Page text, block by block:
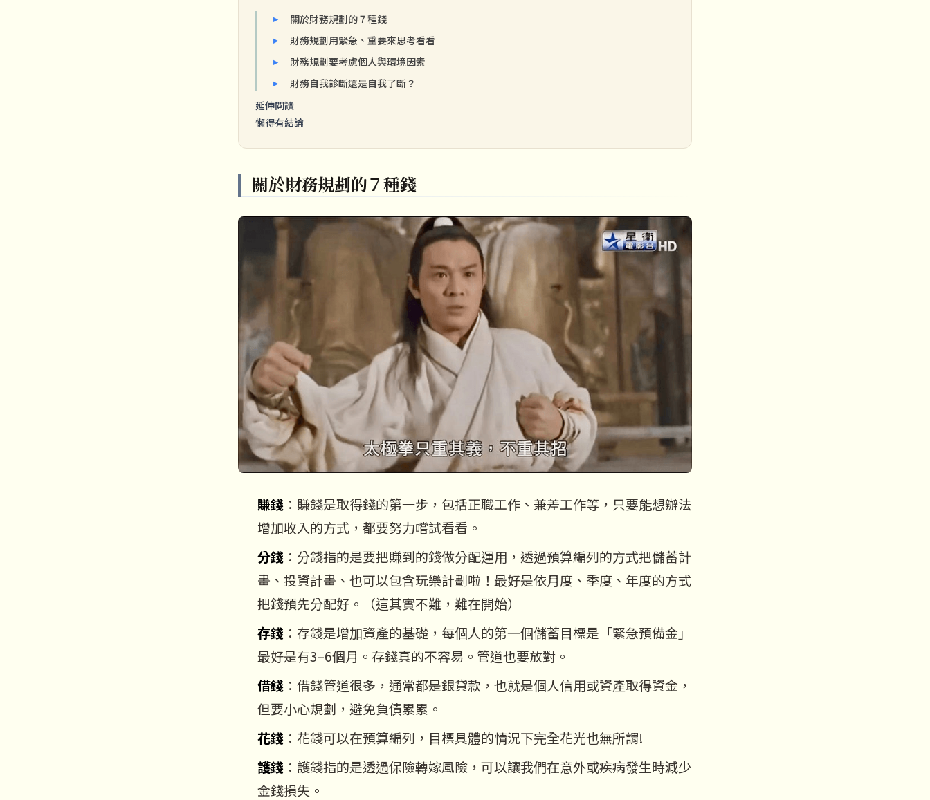
關於財務規劃的７種錢
財務規劃用緊急、重要來思考看看
財務規劃要考慮個人與環境因素
財務自我診斷還是自我了斷？
延伸閱讀
懶得有結論
關於財務規劃的７種錢
賺錢 ：賺錢是取得錢的第一步，包括正職工作、兼差工作等，只要能想辦法
增加收入的方式，都要努力嚐試看看。
分錢 ：分錢指的是要把賺到的錢做分配運用，透過預算編列的方式把儲蓄計
畫、投資計畫、也可以包含玩樂計劃啦！最好是依月度、季度、年度的方式
把錢預先分配好。（這其實不難，難在開始）
存錢 ：存錢是增加資產的基礎，每個人的第一個儲蓄目標是「緊急預備金」
最好是有3–6個月。存錢真的不容易。管道也要放對。
借錢 ：借錢管道很多，通常都是銀貸款，也就是個人信用或資產取得資金，
但要小心規劃，避免負債累累。
花錢 ：花錢可以在預算編列，目標具體的情況下完全花光也無所謂!
護錢 ：護錢指的是透過保險轉嫁風險，可以讓我們在意外或疾病發生時減少
金錢損失。